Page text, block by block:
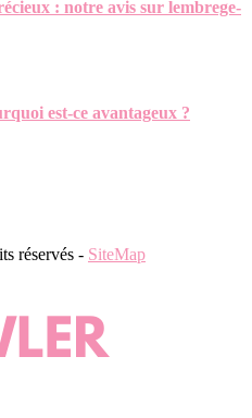
: notre avis sur lembrege-
est-ce avantageux ?
réservés - SiteMap